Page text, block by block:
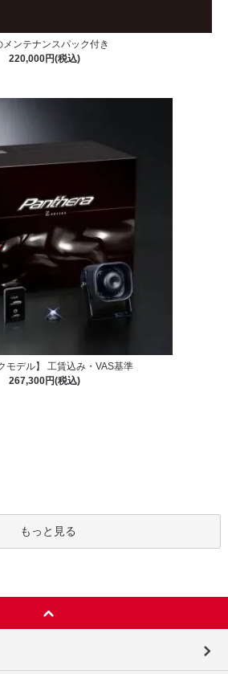
ンテナンスパック付き
220,000円(税込)
モデル】 工賃込み・VAS基準
267,300円(税込)
もっと見る